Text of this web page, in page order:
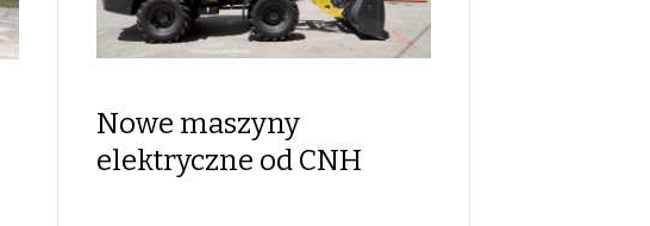
Nowe maszyny
elektryczne od CNH